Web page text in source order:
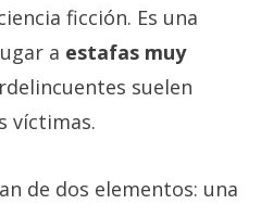
ficción. Es una
a estafas muy
suelen
víctimas.
de dos elementos: una